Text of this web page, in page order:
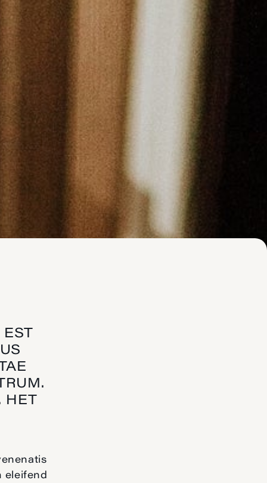
HET
eleifend